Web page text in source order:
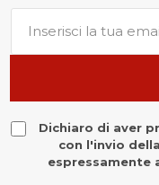
Dichiaro di aver
con l'invio
espressamente